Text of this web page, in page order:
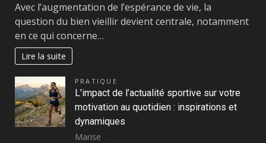
Avec l’augmentation de l’espérance de vie, la
question du bien vieillir devient centrale, notamment
en ce qui concerne…
Lire la suite
PRATIQUE
L’impact de l’actualité sportive sur votre
motivation au quotidien : inspirations et
dynamiques
Marise